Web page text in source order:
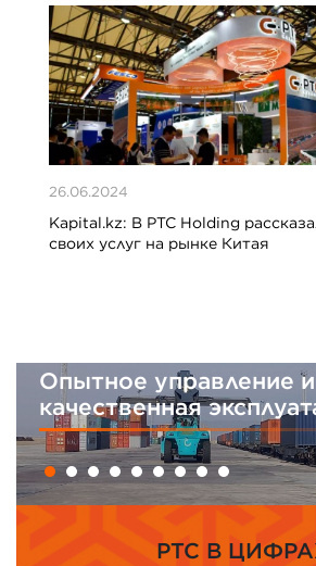
26.06.2024
Kapital.kz: В PTC Holding
своих услуг на рынке Китая
Опытное управление и
качественная
PTC В